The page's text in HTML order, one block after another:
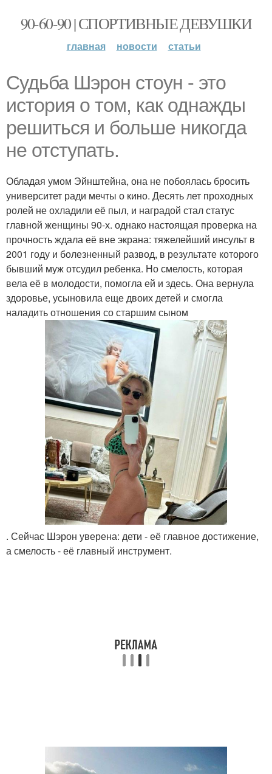
90-60-90 | СПОРТИВНЫЕ ДЕВУШКИ
главная новости статьи
Судьба Шэрон стоун - это
история о том, как однажды
решиться и больше никогда
не отступать.
Обладая умом Эйнштейна, она не побоялась бросить
университет ради мечты о кино. Десять лет проходных
ролей не охладили её пыл, и наградой стал статус
главной женщины 90-х. однако настоящая проверка на
прочность ждала её вне экрана: тяжелейший инсульт в
2001 году и болезненный развод, в результате которого
бывший муж отсудил ребенка. Но смелость, которая
вела её в молодости, помогла ей и здесь. Она вернула
здоровье, усыновила еще двоих детей и смогла
наладить отношения со старшим сыном
. Сейчас Шэрон уверена: дети - её главное достижение,
а смелость - её главный инструмент.